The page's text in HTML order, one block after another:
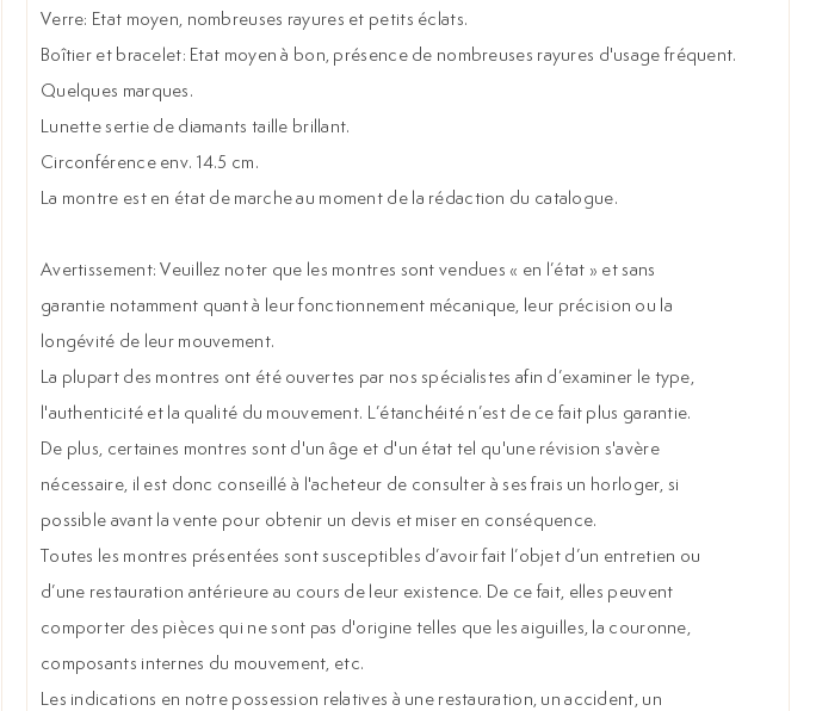
Verre: Etat moyen, nombreuses rayures et petits éclats.
Boîtier et bracelet: Etat moyen à bon, présence de nombreuses rayures d'usage fréquent.
Quelques marques.
Lunette sertie de diamants taille brillant.
Circonférence env. 14.5 cm.
La montre est en état de marche au moment de la rédaction du catalogue.
Avertissement: Veuillez noter que les montres sont vendues « en l’état » et sans
garantie notamment quant à leur fonctionnement mécanique, leur précision ou la
longévité de leur mouvement.
La plupart des montres ont été ouvertes par nos spécialistes afin d’examiner le type,
l'authenticité et la qualité du mouvement. L’étanchéité n’est de ce fait plus garantie.
De plus, certaines montres sont d'un âge et d'un état tel qu'une révision s'avère
nécessaire, il est donc conseillé à l'acheteur de consulter à ses frais un horloger, si
possible avant la vente pour obtenir un devis et miser en conséquence.
Toutes les montres présentées sont susceptibles d’avoir fait l’objet d’un entretien ou
d’une restauration antérieure au cours de leur existence. De ce fait, elles peuvent
comporter des pièces qui ne sont pas d'origine telles que les aiguilles, la couronne,
composants internes du mouvement, etc.
Les indications en notre possession relatives à une restauration, un accident, un